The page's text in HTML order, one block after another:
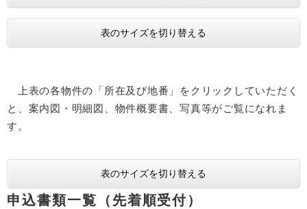
表のサイズを切り替える
上表の各物件の「所在及び地番」をクリックしていただく
と、案内図・明細図、物件概要書、写真等がご覧になれま
す。
表のサイズを切り替える
申込書類一覧（先着順受付）